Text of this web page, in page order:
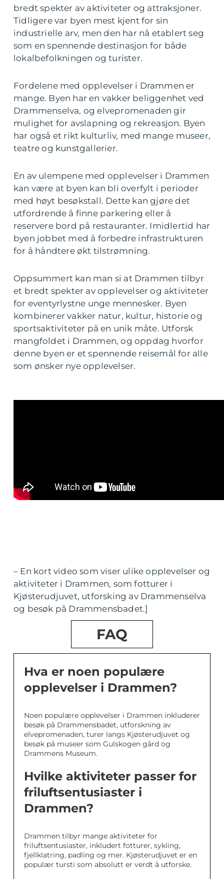
bredt spekter av aktiviteter og attraksjoner.
Tidligere var byen mest kjent for sin
industrielle arv, men den har nå etablert seg
som en spennende destinasjon for både
lokalbefolkningen og turister.
Fordelene med opplevelser i Drammen er
mange. Byen har en vakker beliggenhet ved
Drammenselva, og elvepromenaden gir
mulighet for avslapning og rekreasjon. Byen
har også et rikt kulturliv, med mange museer,
teatre og kunstgallerier.
En av ulempene med opplevelser i Drammen
kan være at byen kan bli overfylt i perioder
med høyt besøkstall. Dette kan gjøre det
utfordrende å finne parkering eller å
reservere bord på restauranter. Imidlertid har
byen jobbet med å forbedre infrastrukturen
for å håndtere økt tilstrømning.
Oppsummert kan man si at Drammen tilbyr
et bredt spekter av opplevelser og aktiviteter
for eventyrlystne unge mennesker. Byen
kombinerer vakker natur, kultur, historie og
sportsaktiviteter på en unik måte. Utforsk
mangfoldet i Drammen, og oppdag hvorfor
denne byen er et spennende reisemål for alle
som ønsker nye opplevelser.
– En kort video som viser ulike opplevelser og
aktiviteter i Drammen, som fotturer i
Kjøsterudjuvet, utforsking av Drammenselva
og besøk på Drammensbadet.]
FAQ
Hva er noen populære
opplevelser i Drammen?
Noen populære opplevelser i Drammen inkluderer
besøk på Drammensbadet, utforskning av
elvepromenaden, turer langs Kjøsterudjuvet og
besøk på museer som Gulskogen gård og
Drammens Museum.
Hvilke aktiviteter passer for
friluftsentusiaster i
Drammen?
Drammen tilbyr mange aktiviteter for
friluftsentusiaster, inkludert fotturer, sykling,
fjellklatring, padling og mer. Kjøsterudjuvet er en
populær tursti som absolutt er verdt å utforske.